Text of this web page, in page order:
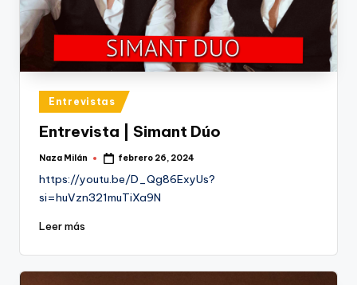
Publicado
en
Entrevistas
Entrevista | Simant Dúo
Publicado
Naza Milán febrero 26, 2024
https://youtu.be/D_Qg86ExyUs?
si=huVzn321muTiXa9N
Leer más